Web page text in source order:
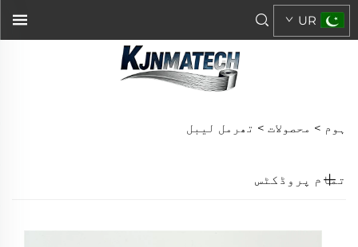
UR
ہوم > محصولات > تھرمل لیبل
تمام پروڈکٹس